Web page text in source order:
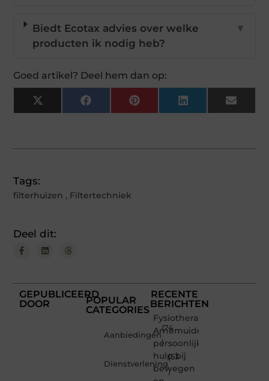
Biedt Ecotax advies over welke
producten ik nodig heb?
▼
Goed artikel? Deel hem dan op:
X
(Twitter)
FacebookPinterestLinkedInEmail
Tags:
filterhuizen , Filtertechniek
Deel dit:
GEPUBLICEERD
DOOR
POPULAR
CATEGORIES
Aanbiedingen
(74
)
Dienstverlening
(53
)
RECENTE
BERICHTEN
Fysiotherapeut
Arnemuiden:
persoonlijke
hulp bij
bewegen